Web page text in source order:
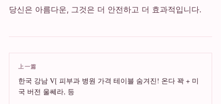
당신은 아름다운, 그것은 더 안전하고 더 효과적입니다.
上一篇
한국 강남 V[ 피부과 병원 가격 테이블 숨겨진! 온다 꽉 + 미
국 버전 울쎄라, 등